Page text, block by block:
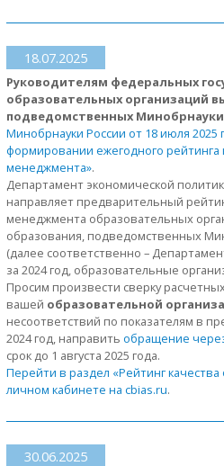
18.07.2025
Руководителям федеральных
образовательных организаций
подведомственных Минобрнауки
Минобрнауки России от 18 июля
формировании ежегодного рейтинга
менеджмента».
Департамент экономической
направляет предварительный
менеджмента образовательных
образования, подведомственных
(далее соответственно –
за 2024 год, образовательные
Просим произвести сверку
вашей образовательной
несоответствий по показателям в
2024 год, направить обращение
срок до 1 августа 2025 года.
Перейти в раздел «Рейтинг
личном кабинете на cbias.ru.
30.06.2025